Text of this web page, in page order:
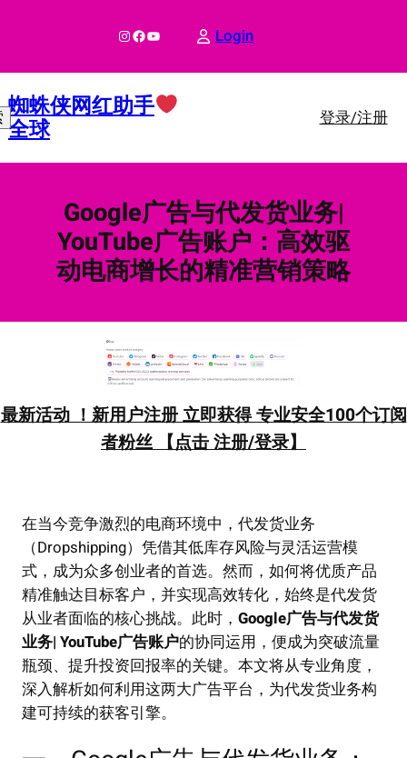
InstagramFacebook YouTube Login
蜘蛛侠网红助手
全球 登录/注册
Google广告与代发货业务|
YouTube广告账户：高效驱
动电商增长的精准营销策略
最新活动 ！新用户注册 立即获得 专业安全100个订阅
者粉丝 【点击 注册/登录】
在当今竞争激烈的电商环境中，代发货业务
（Dropshipping）凭借其低库存风险与灵活运营模
式，成为众多创业者的首选。然而，如何将优质产品
精准触达目标客户，并实现高效转化，始终是代发货
从业者面临的核心挑战。此时， Google广告与代发货
业务| YouTube广告账户的协同运用，便成为突破流量
瓶颈、提升投资回报率的关键。本文将从专业角度，
深入解析如何利用这两大广告平台，为代发货业务构
建可持续的获客引擎。